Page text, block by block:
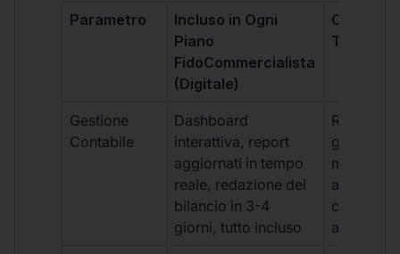
Parametro
Incluso in Ogni
Piano
FidoCommercialista
(Digitale)
Gestione
Contabile
Dashboard
interattiva, report
aggiornati in tempo
reale, redazione del
bilancio in 3-4
giorni, tutto incluso
Report
gestione
manuale,
con
aggiuntivi